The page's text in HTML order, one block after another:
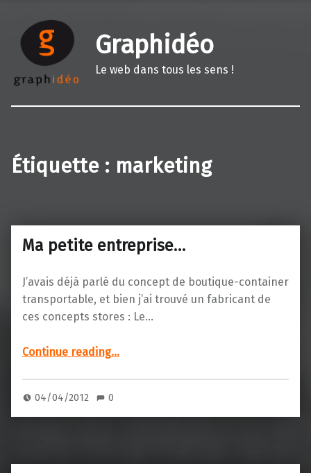
Graphidéo
Le web dans tous les sens !
Étiquette : marketing
Ma petite entreprise…
J’avais déjà parlé du concept de boutique-container
transportable, et bien j’ai trouvé un fabricant de
ces concepts stores : Le…
Continue reading…
04/04/2012 0